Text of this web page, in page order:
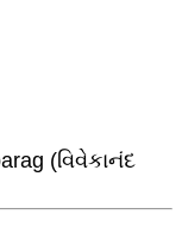
(વિવેકાનંદ